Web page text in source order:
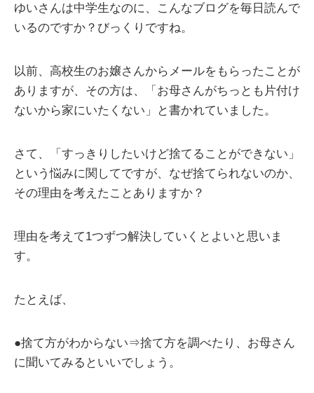
ゆいさんは中学生なのに、こんなブログを毎日読んで
いるのですか？びっくりですね。
以前、高校生のお嬢さんからメールをもらったことが
ありますが、その方は、「お母さんがちっとも片付け
ないから家にいたくない」と書かれていました。
さて、「すっきりしたいけど捨てることができない」
という悩みに関してですが、なぜ捨てられないのか、
その理由を考えたことありますか？
理由を考えて1つずつ解決していくとよいと思いま
す。
たとえば、
●捨て方がわからない⇒捨て方を調べたり、お母さん
に聞いてみるといいでしょう。